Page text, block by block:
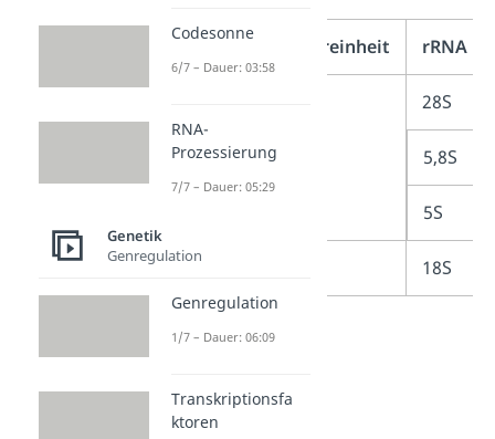
Ribosom Untereinheit rRNA
28S
5,8S
5S
18S
Codesonne
6/7 – Dauer: 03:58
RNA-
Prozessierung
7/7 – Dauer: 05:29
Genetik
Genregulation
Genregulation
1/7 – Dauer: 06:09
Transkriptionsfa
ktoren